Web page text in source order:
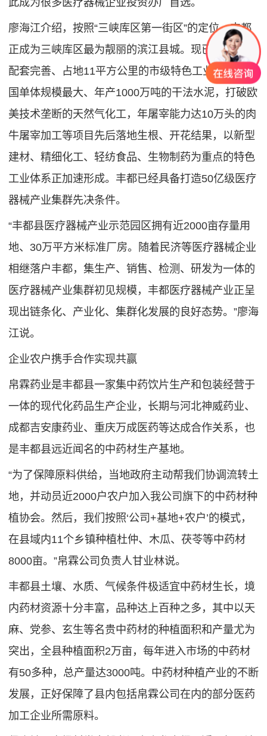
廖海江介绍，按照“三峡库区第一街区”的定位，丰都
正成为三峡库区最为靓丽的滨江县城。现已建成功能
配套完善、占地11平方公里的市级特色工业园区；全
国单体规模最大、年产1000万吨的干法水泥，打破欧
美技术垄断的天然气化工，年屠宰能力达10万头的肉
牛屠宰加工等项目先后落地生根、开花结果，以新型
建材、精细化工、轻纺食品、生物制药为重点的特色
工业体系正加速形成。丰都已经具备打造50亿级医疗
器械产业集群先决条件。
“丰都县医疗器械产业示范园区拥有近2000亩存量用
地、30万平方米标准厂房。随着民济等医疗器械企业
相继落户丰都，集生产、销售、检测、研发为一体的
医疗器械产业集群初见规模，丰都医疗器械产业正呈
现出链条化、产业化、集群化发展的良好态势。”廖海
江说。
企业农户携手合作实现共赢
帛霖药业是丰都县一家集中药饮片生产和包装经营于
一体的现代化药品生产企业，长期与河北神威药业、
成都吉安康药业、重庆万成医药等达成合作关系，也
是丰都县远近闻名的中药材生产基地。
“为了保障原料供给，当地政府主动帮我们协调流转土
地，并动员近2000户农户加入我公司旗下的中药材种
植协会。然后，我们按照‘公司+基地+农户’的模式，
在县域内11个乡镇种植杜仲、木瓜、茯苓等中药材
8000亩。”帛霖公司负责人甘业林说。
丰都县土壤、水质、气候条件极适宜中药材生长，境
内药材资源十分丰富，品种达上百种之多，其中以天
麻、党参、玄生等名贵中药材的种植面积和产量尤为
突出，全县种植面积2万亩，每年进入市场的中药材
有50多种，总产量达3000吨。中药材种植产业的不断
发展，正好保障了县内包括帛霖公司在内的部分医药
加工企业所需原料。